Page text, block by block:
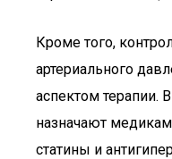
Кроме того,
артериального
аспектом терапии.
назначают
статины и